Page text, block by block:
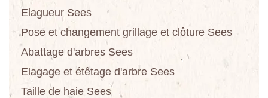
Elagueur Sees
Pose et changement grillage et clôture Sees
Abattage d'arbres Sees
Elagage et étêtage d'arbre Sees
Taille de haie Sees